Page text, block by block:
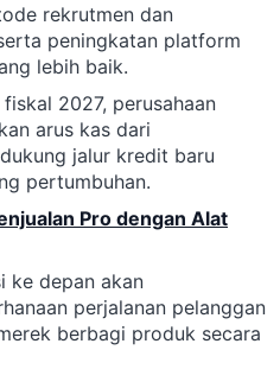
rekrutmen dan
peningkatan platform
lebih baik.
2027, perusahaan
arus kas dari
jalur kredit baru
pertumbuhan.
Pro dengan Alat
ke depan akan
perjalanan pelanggan
berbagi produk secara